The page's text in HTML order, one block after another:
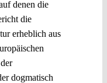
denen die
die
erheblich aus
dogmatisch